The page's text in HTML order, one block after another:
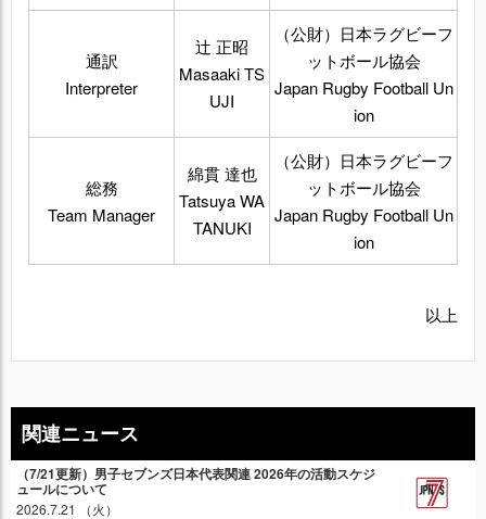
通訳
Interpreter
辻 正昭
Masaaki TS
UJI
（公財）日本ラグビーフ
ットボール協会
Japan Rugby Football Un
ion
総務
Team Manager
綿貫 達也
Tatsuya WA
TANUKI
（公財）日本ラグビーフ
ットボール協会
Japan Rugby Football Un
ion
以上
関連ニュース
（7/21更新）男子セブンズ日本代表関連 2026年の活動スケジ
ュールについて
2026.7.21 （火）